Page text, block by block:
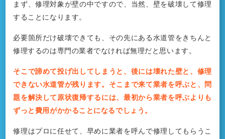
まず、修理対象が壁の中ですので、当然、壁を破壊して修理
することになります。
必要箇所だけ破壊できても、その先にある水道管をきちんと
修理するのは専門の業者でなければ無理だと思います。
そこで諦めて投げ出してしまうと、後には壊れた壁と、修理
できない水道管が残ります。そこまで来て業者を呼ぶと、問
題を解決して原状復帰するには、最初から業者を呼ぶよりも
ずっと費用がかかることになるでしょう。
修理はプロに任せて、早めに業者を呼んで修理してもらうこ